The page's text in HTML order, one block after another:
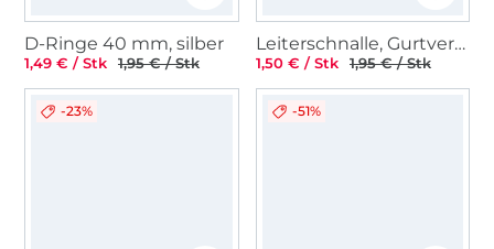
D-Ringe 40 mm, silber
1,49 € / Stk 1,95 € / Stk
Leiterschnalle, Gurtversteller Metall 40 mm, silber
1,50 € / Stk 1,95 € / Stk
-23% -51%